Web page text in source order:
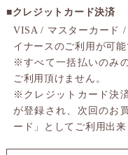
■クレジットカード決済
VISA / マスターカード
イナースのご利用が可能
※すべて一括払いのみ
ご利用頂けません。
※クレジットカード決
が登録され、次回のお
ード」としてご利用出来